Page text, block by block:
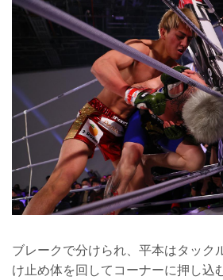
ブレークで分けられ、平本はタック
け止め体を回してコーナーに押し込